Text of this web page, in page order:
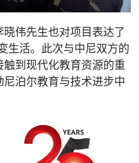
伟先生也对项目表达了
生活。此次与中尼双方的
到现代化教育资源的重
泊尔教育与技术进步中